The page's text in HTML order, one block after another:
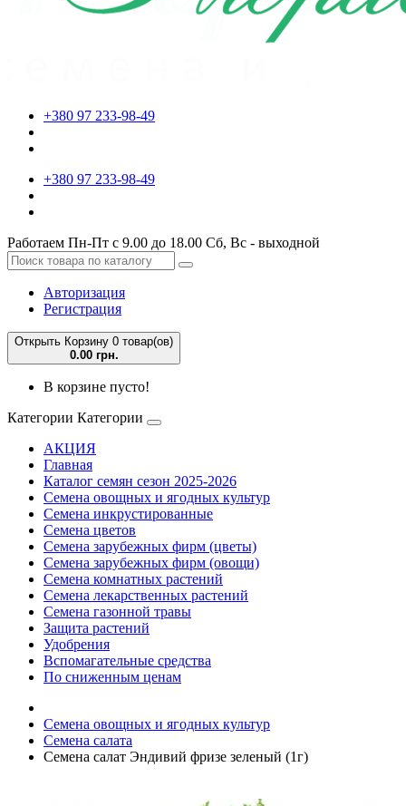
+380 97 233-98-49
+380 97 233-98-49
Работаем Пн-Пт с 9.00 до 18.00 Сб, Вс - выходной
Авторизация
Регистрация
Открыть Корзину 0 товар(ов)
0.00 грн.
В корзине пусто!
Категории Категории
АКЦИЯ
Главная
Каталог семян сезон 2025-2026
Семена овощных и ягодных культур
Семена инкрустированные
Семена цветов
Семена зарубежных фирм (цветы)
Семена зарубежных фирм (овощи)
Семена комнатных растений
Семена лекарственных растений
Семена газонной травы
Защита растений
Удобрения
Вспомагательные средства
По сниженным ценам
Семена овощных и ягодных культур
Семена салата
Семена салат Эндивий фризе зеленый (1г)